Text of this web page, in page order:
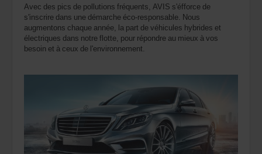
Avec des pics de pollutions fréquents, AVIS s'éfforce de
s'inscrire dans une démarche éco-responsable. Nous
augmentons chaque année, la part de véhicules hybrides et
électriques dans notre flotte, pour répondre au mieux à vos
besoin et à ceux de l'environnement.